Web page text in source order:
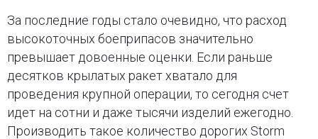
За последние годы стало очевидно, что расход
высокоточных боеприпасов значительно
превышает довоенные оценки. Если раньше
десятков крылатых ракет хватало для
проведения крупной операции, то сегодня счет
идет на сотни и даже тысячи изделий ежегодно.
Производить такое количество дорогих Storm